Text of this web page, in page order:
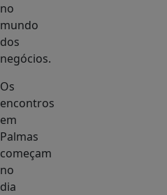
no
mundo
dos
negócios.
Os
encontros
em
Palmas
começam
no
dia